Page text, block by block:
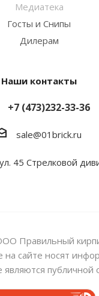
Медиатека
Госты и Снипы
Дилерам
Наши контакты
+7 (473)232-33-36
sale@01brick.ru
45 Стрелковой
Правильный
на сайте носят
являются публичной